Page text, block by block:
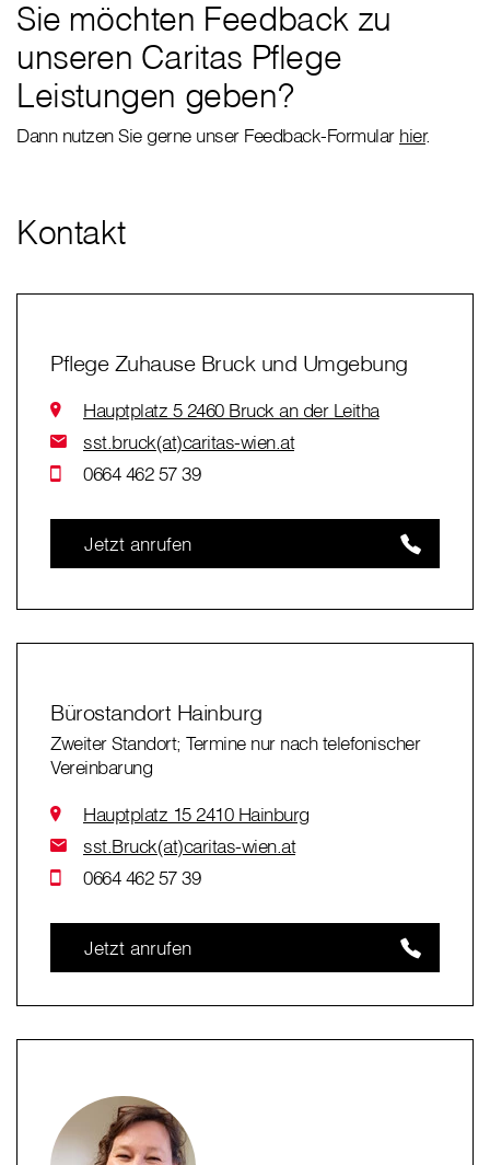
Sie möchten Feedback zu
unseren Caritas Pflege
Leistungen geben?
Dann nutzen Sie gerne unser Feedback-Formular hier.
Kontakt
Pflege Zuhause Bruck und Umgebung
Hauptplatz 5 2460 Bruck an der Leitha
sst.bruck(at)caritas-wien.at
0664 462 57 39
Jetzt anrufen
Bürostandort Hainburg
Zweiter Standort; Termine nur nach telefonischer
Vereinbarung
Hauptplatz 15 2410 Hainburg
sst.Bruck(at)caritas-wien.at
0664 462 57 39
Jetzt anrufen